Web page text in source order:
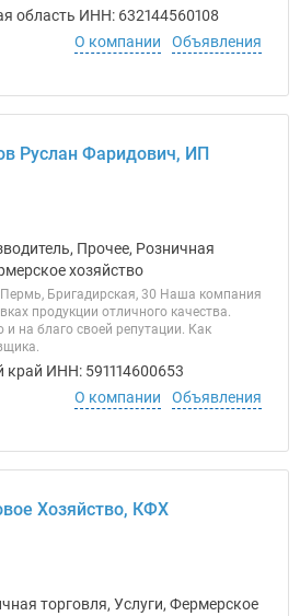
область ИНН: 632144560108
О компании
Объявления
Руслан Фаридович, ИП
Прочее, Розничная
хозяйство
Бригадирская, 30 Наша компания
продукции отличного качества.
на благо своей репутации. Как
край ИНН: 591114600653
О компании
Объявления
Хозяйство, КФХ
торговля, Услуги, Фермерское